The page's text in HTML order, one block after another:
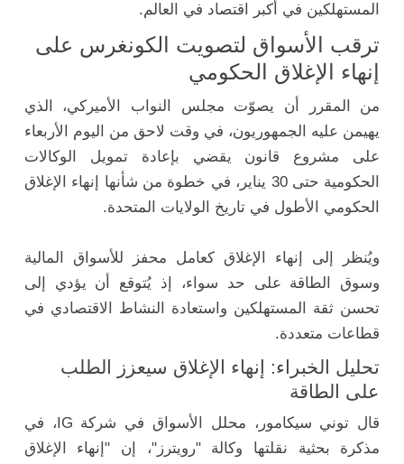
المستهلكين في أكبر اقتصاد في العالم.
ترقب الأسواق لتصويت الكونغرس على
إنهاء الإغلاق الحكومي
من المقرر أن يصوّت مجلس النواب الأميركي، الذي
يهيمن عليه الجمهوريون، في وقت لاحق من اليوم الأربعاء
على مشروع قانون يقضي بإعادة تمويل الوكالات
الحكومية حتى 30 يناير، في خطوة من شأنها إنهاء الإغلاق
الحكومي الأطول في تاريخ الولايات المتحدة.
ويُنظر إلى إنهاء الإغلاق كعامل محفز للأسواق المالية
وسوق الطاقة على حد سواء، إذ يُتوقع أن يؤدي إلى
تحسن ثقة المستهلكين واستعادة النشاط الاقتصادي في
قطاعات متعددة.
تحليل الخبراء: إنهاء الإغلاق سيعزز الطلب
على الطاقة
قال توني سيكامور، محلل الأسواق في شركة IG، في
مذكرة بحثية نقلتها وكالة "رويترز"، إن "إنهاء الإغلاق